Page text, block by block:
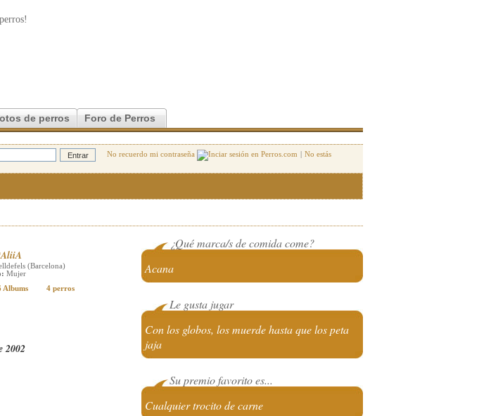
perros!
de perros Foro de Perros
No recuerdo mi contraseña | No estás
(Barcelona)
Mujer
Albums
4 perros
2002
¿Qué marca/s de comida come?
Acana
Le gusta jugar
Con los globos, los muerde hasta que los peta
jaja
Su premio favorito es...
Cualquier trocito de carne